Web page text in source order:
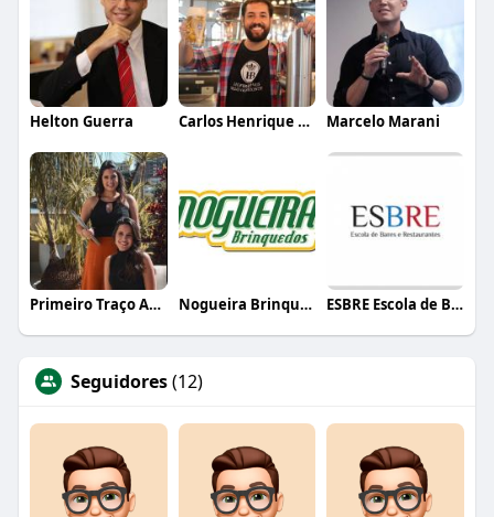
Helton Guerra Carlos Henrique de Faria Vasconcelos Marcelo Marani
Primeiro Traço Arquitetura Nogueira Brinquedos ESBRE Escola de Bares e Restaurantes
Seguidores(12)